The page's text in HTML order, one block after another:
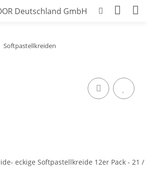
Softpastellkreiden